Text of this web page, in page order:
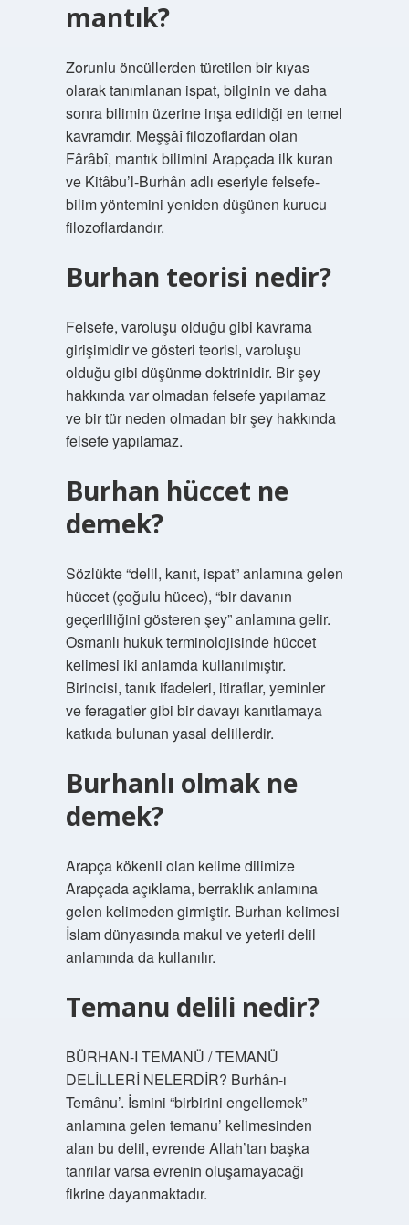
mantık?
Zorunlu öncüllerden türetilen bir kıyas
olarak tanımlanan ispat, bilginin ve daha
sonra bilimin üzerine inşa edildiği en temel
kavramdır. Meşşâî filozoflardan olan
Fârâbî, mantık bilimini Arapçada ilk kuran
ve Kitâbu’l-Burhân adlı eseriyle felsefe-
bilim yöntemini yeniden düşünen kurucu
filozoflardandır.
Burhan teorisi nedir?
Felsefe, varoluşu olduğu gibi kavrama
girişimidir ve gösteri teorisi, varoluşu
olduğu gibi düşünme doktrinidir. Bir şey
hakkında var olmadan felsefe yapılamaz
ve bir tür neden olmadan bir şey hakkında
felsefe yapılamaz.
Burhan hüccet ne
demek?
Sözlükte “delil, kanıt, ispat” anlamına gelen
hüccet (çoğulu hücec), “bir davanın
geçerliliğini gösteren şey” anlamına gelir.
Osmanlı hukuk terminolojisinde hüccet
kelimesi iki anlamda kullanılmıştır.
Birincisi, tanık ifadeleri, itiraflar, yeminler
ve feragatler gibi bir davayı kanıtlamaya
katkıda bulunan yasal delillerdir.
Burhanlı olmak ne
demek?
Arapça kökenli olan kelime dilimize
Arapçada açıklama, berraklık anlamına
gelen kelimeden girmiştir. Burhan kelimesi
İslam dünyasında makul ve yeterli delil
anlamında da kullanılır.
Temanu delili nedir?
BÜRHAN-I TEMANÜ / TEMANÜ
DELİLLERİ NELERDİR? Burhân-ı
Temânu’. İsmini “birbirini engellemek”
anlamına gelen temanu’ kelimesinden
alan bu delil, evrende Allah’tan başka
tanrılar varsa evrenin oluşamayacağı
fikrine dayanmaktadır.